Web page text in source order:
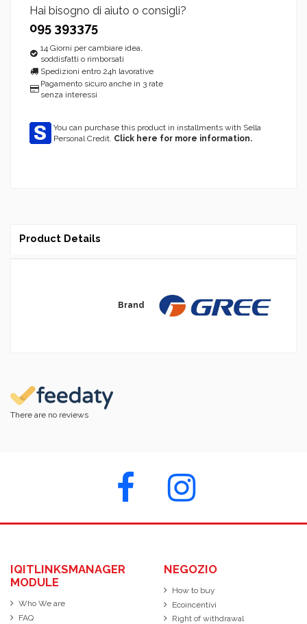
Hai bisogno di aiuto o consigli?
095 393375
14 Giorni per cambiare idea,
soddisfatti o rimborsati
Spedizioni entro 24h lavorative
Pagamento sicuro anche in 3 rate
senza interessi
You can purchase this product in installments with Sella
Personal Credit. Click here for more information.
Product Details
Brand
There are no reviews
IQITLINKSMANAGER
MODULE
Who We are
FAQ
NEGOZIO
How to buy
Ecoincentivi
Right of withdrawal